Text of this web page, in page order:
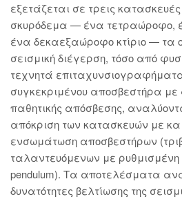
εξετάζεται σε τρεις
σκυρόδεμα — ένα τετραώροφο,
ένα δεκαεξαώροφο κτίριο — τα
σεισμική διέγερση, τόσο από
τεχνητά
συγκεκριμένου αποσβεστήρα
παθητικής απόσβεσης,
απόκριση των κατασκευών με
ενσωμάτωση αποσβεστήρων
ταλαντευόμενων με
pendulum). Τα αποτελέσματα
δυνατότητες βελτίωσης της